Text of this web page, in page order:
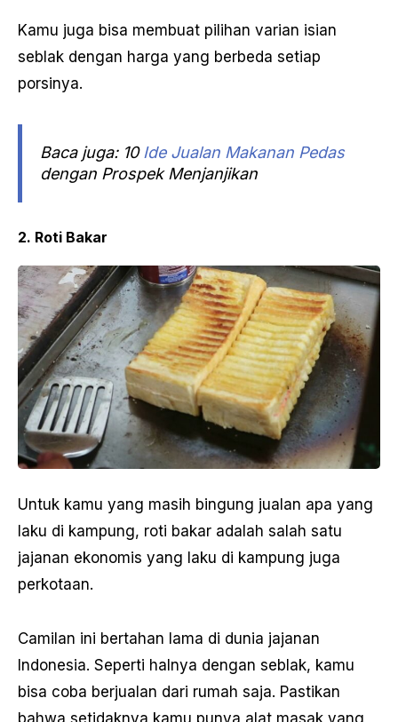
Kamu juga bisa membuat pilihan varian isian
seblak dengan harga yang berbeda setiap
porsinya.
Baca juga: 10 Ide Jualan Makanan Pedas
dengan Prospek Menjanjikan
2. Roti Bakar
Untuk kamu yang masih bingung jualan apa yang
laku di kampung, roti bakar adalah salah satu
jajanan ekonomis yang laku di kampung juga
perkotaan.
Camilan ini bertahan lama di dunia jajanan
Indonesia. Seperti halnya dengan seblak, kamu
bisa coba berjualan dari rumah saja. Pastikan
bahwa setidaknya kamu punya alat masak yang